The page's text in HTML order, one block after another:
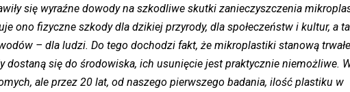
się wyraźne dowody na szkodliwe skutki zanieczyszczenia
ono fizyczne szkody dla dzikiej przyrody, dla społeczeństw i kultur, a
– dla ludzi. Do tego dochodzi fakt, że mikroplastiki stanową trwałe
dostaną się do środowiska, ich usunięcie jest praktycznie niemożliwe.
ale przez 20 lat, od naszego pierwszego badania, ilość plastiku w